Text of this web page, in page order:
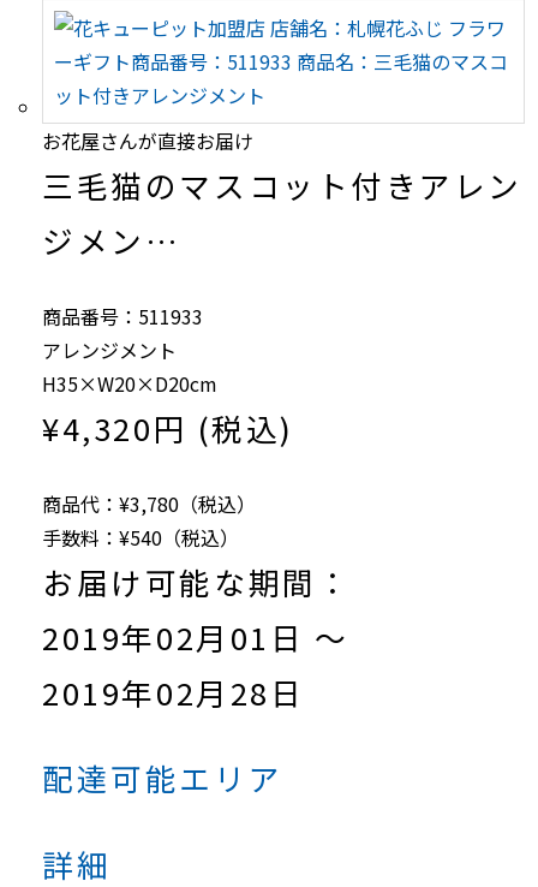
お花屋さんが直接お届け
三毛猫のマスコット付きアレン
ジメン…
商品番号：511933
アレンジメント
H35×W20×D20cm
¥4,320円 (税込)
商品代：¥3,780（税込）
手数料：¥540（税込）
お届け可能な期間：
2019年02月01日 ～
2019年02月28日
配達可能エリア
詳細